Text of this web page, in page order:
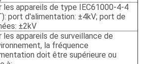
les appareils de type IEC61000-4-4
port d'alimentation: ±4kV; port de
±2kV
les appareils de surveillance de
la fréquence
doit être supérieure ou